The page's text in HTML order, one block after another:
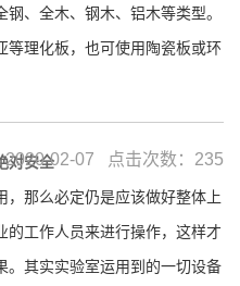
、全木、钢木、铝木等类型。
等理化板，也可使用陶瓷板或环
对安全
，那么必定仍是应该做好整体上
的工作人员来进行操作，这样才
。其实实验室运用到的一切设备
2020-02-07 点击次数：235